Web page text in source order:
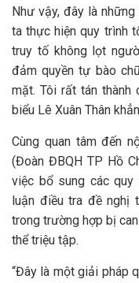
Như vậy, đây là
ta thực hiện quy trình
truy tố không lọt
đảm quyền tự bào
mặt. Tôi rất tán thành
biểu Lê Xuân Thân
Cùng quan tâm đến
(Đoàn ĐBQH TP Hồ
việc bổ sung các quy
luận điều tra đề nghị
trong trường hợp bị
thể triệu tập.
“Đây là một giải pháp